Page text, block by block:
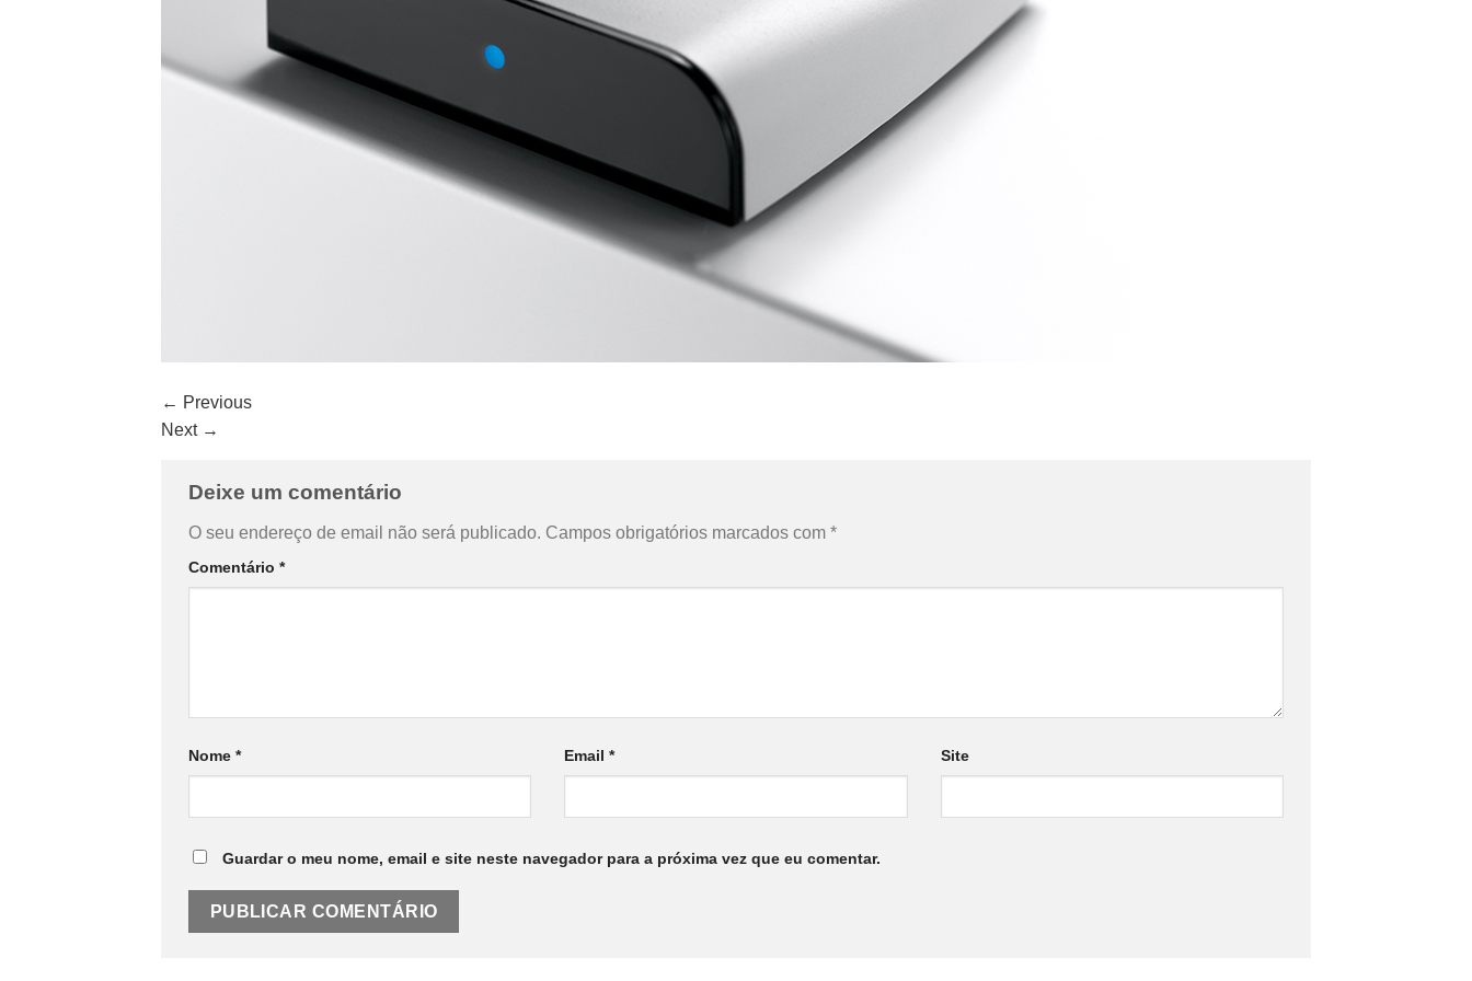
← Previous
Next →
Deixe um comentário
O seu endereço de email não será publicado. Campos obrigatórios marcados com *
Comentário *
Nome * Email* Site
Guardar o meu nome, email e site neste navegador para a próxima vez que eu comentar.